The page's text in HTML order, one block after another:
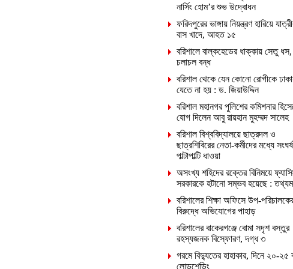
নার্সিং হোম’র শুভ উদ্বোধন
ফরিদপুরের ভাঙ্গায় নিয়ন্ত্রণ হারিয়ে
বাস খাদে, আহত ১৫
বরিশালে বাল্কহেডের ধাক্কায় সেতু ধস,
চলাচল বন্ধ
বরিশাল থেকে যেন কোনো রোগীকে
যেতে না হয় : ড. জিয়াউদ্দিন
বরিশাল মহানগর পুলিশের কমিশনার
যোগ দিলেন আবু রায়হান মুহম্মদ সালেহ
বরিশাল বিশ্ববিদ্যালয়ে ছাত্রদল ও
ছাত্রশিবিরের নেতা-কর্মীদের মধ্যে
পাল্টাপাল্টি ধাওয়া
অসংখ্য শহিদের রক্তের বিনিময়ে
সরকারকে হটানো সম্ভব হয়েছে :
বরিশালের শিক্ষা অফিসে উপ-
বিরুদ্ধে অভিযোগের পাহাড়
বরিশালের বাকেরগঞ্জে বোমা সদৃশ বস্তুর
রহস্যজনক বিস্ফোরণ, দগ্ধ ৩
গরমে বিদ্যুতের হাহাকার, দিনে ২০-২৫
লোডশেডিং